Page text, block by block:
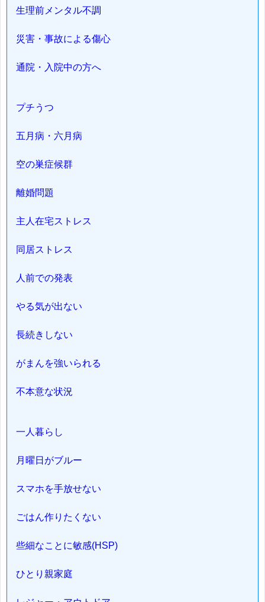
生理前メンタル不調
災害・事故による傷心
通院・入院中の方へ
プチうつ
五月病・六月病
空の巣症候群
離婚問題
主人在宅ストレス
同居ストレス
人前での発表
やる気が出ない
長続きしない
がまんを強いられる
不本意な状況
一人暮らし
月曜日がブルー
スマホを手放せない
ごはん作りたくない
些細なことに敏感(HSP)
ひとり親家庭